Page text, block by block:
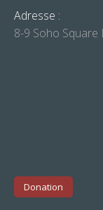
Adresse :
8-9 Soho
Donation